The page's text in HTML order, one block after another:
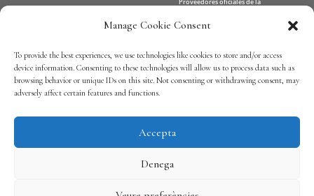
Manage Cookie Consent
To provide the best experiences, we use technologies like cookies to store and/or access
device information. Consenting to these technologies will allow us to process data such as
browsing behavior or unique IDs on this site. Not consenting or withdrawing consent, may
adversely affect certain features and functions.
Accepta
Denega
Xerta Catering
Contacto
Política de privadesa
/Política de cookies